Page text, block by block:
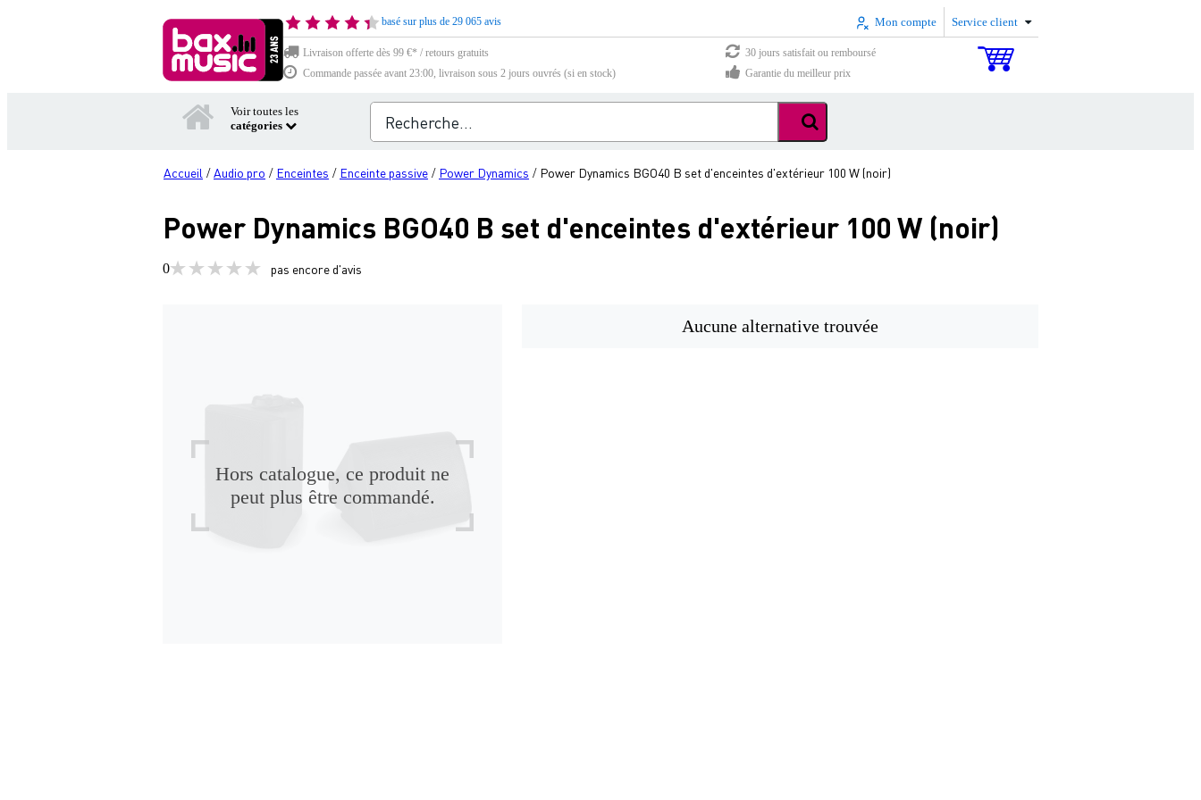
basé sur plus de 29 065 avis Mon compte Service client
Livraison offerte dès 99 €* / retours gratuits
30 jours satisfait ou remboursé
Commande passée avant 23:00, livraison sous 2 jours ouvrés (si en stock)
Garantie du meilleur prix
Voir toutes les
catégories
Accueil /Audio pro / Enceintes / Enceinte passive / Power Dynamics / Power Dynamics BGO40 B set d'enceintes d'extérieur 100 W (noir)
Power Dynamics BGO40 B set d'enceintes d'extérieur 100 W (noir)
0 pas encore d'avis
Hors catalogue, ce produit ne
peut plus être commandé.
Aucune alternative trouvée